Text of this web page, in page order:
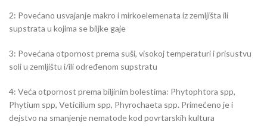
2: Povećano usvajanje makro i mirkoelemenata iz zemljišta ili
supstrata u kojima se biljke gaje
3: Povećana otpornost prema suši, visokoj temperaturi i prisustvu
soli u zemljištu i/ili određenom supstratu
4: Veća otpornost prema biljinim bolestima: Phytophtora spp,
Phytium spp, Veticilium spp, Phyrochaeta spp. Primećeno je i
dejstvo na smanjenje nematode kod povrtarskih kultura